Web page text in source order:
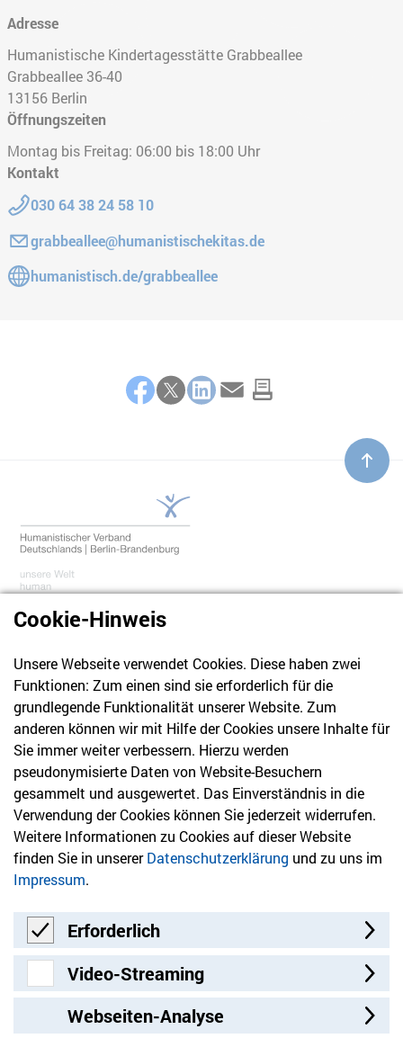
Adresse
Humanistische Kindertagesstätte Grabbeallee
Grabbeallee 36-40
13156 Berlin
Öffnungszeiten
Montag bis Freitag: 06:00 bis 18:00 Uhr
Kontakt
Telefon:
030 64 38 24 58 10
E-Mail:grabbeallee@humanistischekitas.de
Gehe zur Website:
humanistisch.de/grabbeallee
030 61 39 04 10
info@hvd-bb.de
Newsletter
Bleiben Sie mit unserem Newsletter auf dem aktuellsten
Stand mit Themen, die Sie interessieren.
Jetzt anmelden
Cookie-Hinweis
Unsere Webseite verwendet Cookies. Diese haben zwei
Funktionen: Zum einen sind sie erforderlich für die
grundlegende Funktionalität unserer Website. Zum
anderen können wir mit Hilfe der Cookies unsere Inhalte für
Sie immer weiter verbessern. Hierzu werden
pseudonymisierte Daten von Website-Besuchern
gesammelt und ausgewertet. Das Einverständnis in die
Verwendung der Cookies können Sie jederzeit widerrufen.
Weitere Informationen zu Cookies auf dieser Website
finden Sie in unsererDatenschutzerklärung und zu uns im
Impressum.
Erforderlich
Erforderlich
Video-Streaming
Video-Streaming
Webseiten-Analyse